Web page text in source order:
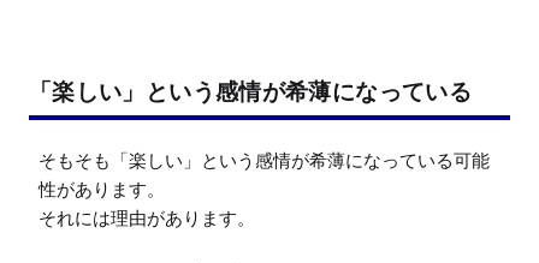
「楽しい」という感情が希薄になっている
そもそも「楽しい」という感情が希薄になっている可能
性があります。
それには理由があります。